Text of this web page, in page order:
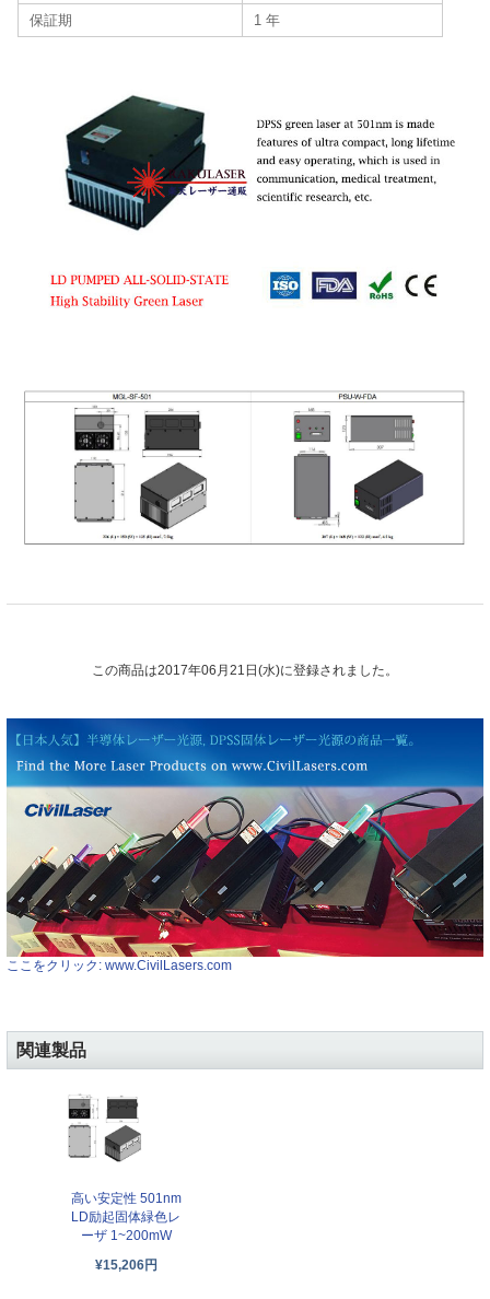
保証期
1 年
この商品は2017年06月21日(水)に登録されました。
ここをクリック: www.CivilLasers.com
関連製品
高い安定性 501nm
LD励起固体緑色レ
ーザ 1~200mW
¥15,206円